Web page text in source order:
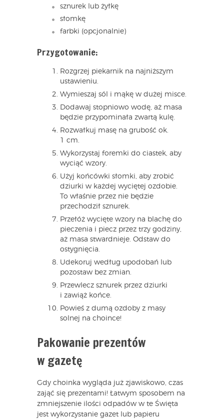
sznurek lub żyłkę
słomkę
farbki (opcjonalnie)
Przygotowanie:
Rozgrzej piekarnik na najniższym
ustawieniu.
Wymieszaj sól i mąkę w dużej misce.
Dodawaj stopniowo wodę, aż masa
będzie przypominała zwartą kulę.
Rozwałkuj masę na grubość ok.
1 cm.
Wykorzystaj foremki do ciastek, aby
wyciąć wzory.
Użyj końcówki słomki, aby zrobić
dziurki w każdej wyciętej ozdobie.
To właśnie przez nie będzie
przechodził sznurek.
Przełóż wycięte wzory na blachę do
pieczenia i piecz przez trzy godziny,
aż masa stwardnieje. Odstaw do
ostygnięcia.
Udekoruj według upodobań lub
pozostaw bez zmian.
Przewlecz sznurek przez dziurki
i zawiąż końce.
Powieś z dumą ozdoby z masy
solnej na choince!
Pakowanie prezentów
w gazetę
Gdy choinka wygląda już zjawiskowo, czas
zająć się prezentami! Łatwym sposobem na
zmniejszenie ilości odpadów w te Święta
jest wykorzystanie gazet lub papieru